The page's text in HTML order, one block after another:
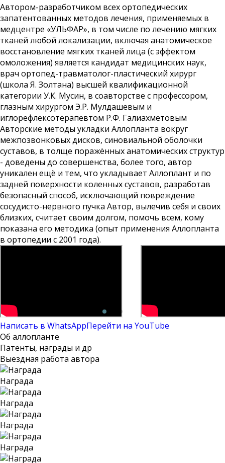
Автором-разработчиком всех ортопедических
запатентованных методов лечения, применяемых в
медцентре «УЛЬФАР», в том числе по лечению мягких
тканей любой локализации, включая анатомическое
восстановление мягких тканей лица (с эффектом
омоложения) является кандидат медицинских наук,
врач ортопед-травматолог-пластический хирург
(школа Я. Золтана) высшей квалификационной
категории У.К. Мусин, в соавторстве с профессором,
глазным хирургом Э.Р. Мулдашевым и
иглорефлексотерапевтом Р.Ф. Галиахметовым
Авторские методы укладки Аллопланта вокруг
межпозвонковых дисков, синовиальной оболочки
суставов, в толще поражённых анатомических структур
- доведены до совершенства, более того, автор
уникален ещё и тем, что укладывает Аллоплант и по
задней поверхности коленных суставов, разработав
безопасный способ, исключающий повреждение
сосудисто-нервного пучка Автор, вылечив себя и своих
близких, считает своим долгом, помочь всем, кому
показана его методика (опыт применения Аллопланта
в ортопедии с 2001 года).
Написать в WhatsAppПерейти на YouTube
Об аллопланте
Патенты, награды и др
Выездная работа автора
Награда
Награда
Награда
Награда